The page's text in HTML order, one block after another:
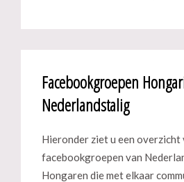
Facebookgroepen
Nederlandstalig
Hieronder ziet u een overzicht
facebookgroepen van
Hongaren die met elkaar